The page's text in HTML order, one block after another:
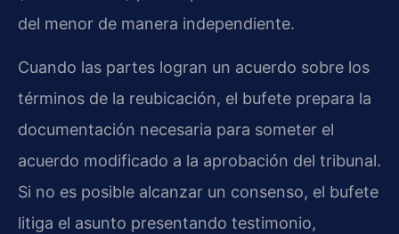
del menor de manera independiente.
Cuando las partes logran un acuerdo sobre los
términos de la reubicación, el bufete prepara la
documentación necesaria para someter el
acuerdo modificado a la aprobación del tribunal.
Si no es posible alcanzar un consenso, el bufete
litiga el asunto presentando testimonio,